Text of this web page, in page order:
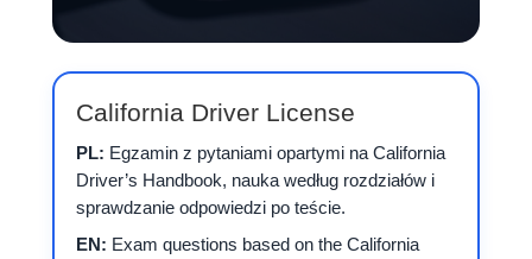
California Driver License
PL: Egzamin z pytaniami opartymi na California
Driver’s Handbook, nauka według rozdziałów i
sprawdzanie odpowiedzi po teście.
EN: Exam questions based on the California